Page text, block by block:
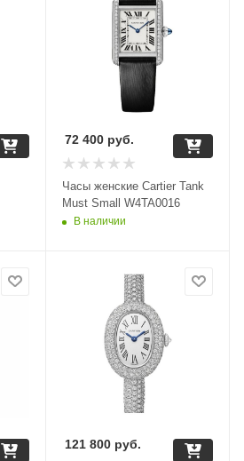
Часы женские Cartier Tank
Must Small W4TA0016
В наличии
72 400руб.
121 800руб.